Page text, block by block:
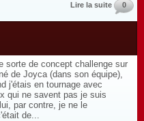
Lire la suite 0
sorte de concept challenge sur
de Joyca (dans son équipe),
j'étais en tournage avec
qui ne savent pas je suis
par contre, je ne le
de...